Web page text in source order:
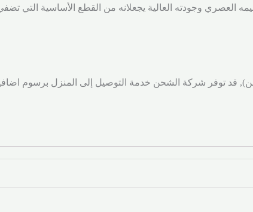
العصري وجودته العالية يجعلانه من القطع الأساسية التي
من فرع شركة الشحن), قد توفر شركة الشحن خدمة التوصيل إلى المنزل برسوم